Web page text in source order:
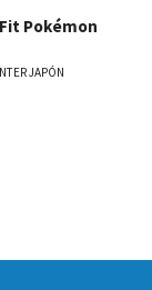
Pokémon
JAPÓN